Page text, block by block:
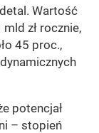
Wartość
zł rocznie,
45 proc.,
potencjał
– stopień